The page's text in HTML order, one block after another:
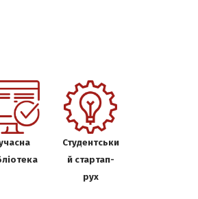
Студентськи
й стартап-
рух